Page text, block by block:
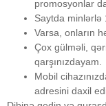
promosyonlar
Saytda minlərlə
Varsa, onların
Çox gülməli,
qarşınızdayam.
Mobil
adresini daxil